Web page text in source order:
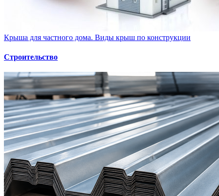
Крыша для частного дома. Виды крыш по конструкции
Строительство